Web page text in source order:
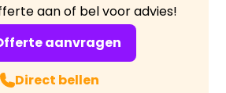
aan of bel voor advies!
aanvragen
Direct bellen